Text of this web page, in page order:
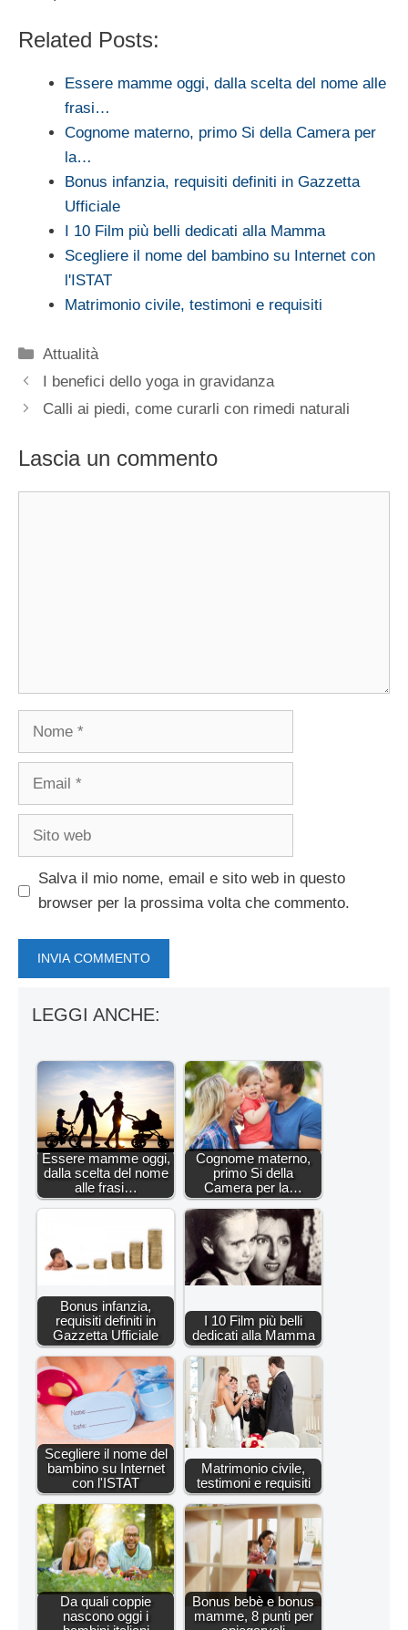
Related Posts:
Essere mamme oggi, dalla scelta del nome alle
frasi…
Cognome materno, primo Si della Camera per
la…
Bonus infanzia, requisiti definiti in Gazzetta
Ufficiale
I 10 Film più belli dedicati alla Mamma
Scegliere il nome del bambino su Internet con
l'ISTAT
Matrimonio civile, testimoni e requisiti
Categorie
Attualità
I benefici dello yoga in gravidanza
Calli ai piedi, come curarli con rimedi naturali
Lascia un commento
Nome
Email
Sito
Salva il mio nome, email e sito web in questo
browser per la prossima volta che commento.
LEGGI ANCHE:
Essere mamme oggi,
dalla scelta del nome
alle frasi…
Cognome materno,
primo Si della
Camera per la…
Bonus infanzia,
requisiti definiti in
Gazzetta Ufficiale
I 10 Film più belli
dedicati alla Mamma
Scegliere il nome del
bambino su Internet
con l'ISTAT
Matrimonio civile,
testimoni e requisiti
Da quali coppie
nascono oggi i
Bonus bebè e bonus
mamme, 8 punti per